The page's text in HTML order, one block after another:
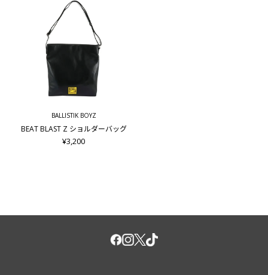
BALLISTIK BOYZ
BEAT BLAST Z ショルダーバッグ
¥3,200